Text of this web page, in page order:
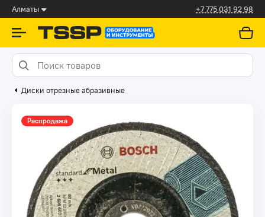
Алматы +7 775 031 92 98
Диски отрезные абразивные
Распродажа